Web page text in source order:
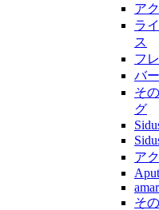
ア
ラ
ス
フ
バ
そ
グ
ア
そ